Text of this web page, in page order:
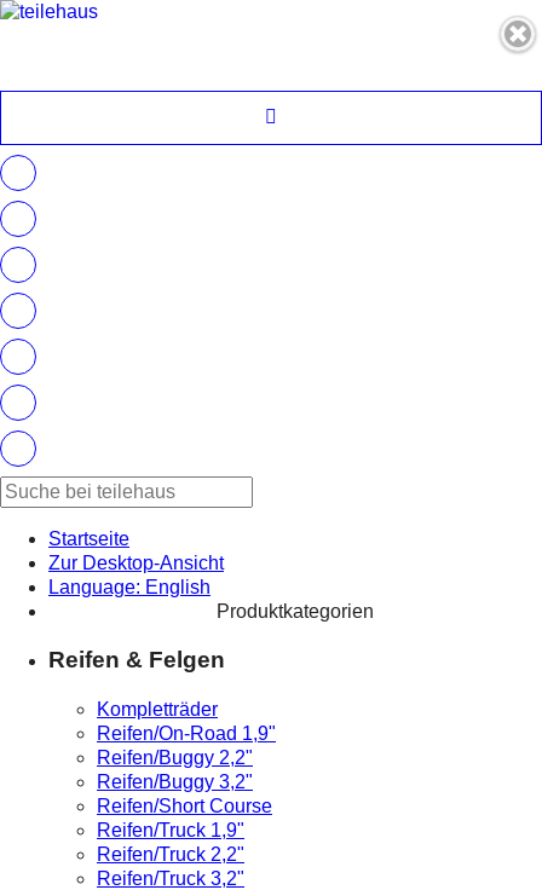
Startseite
Zur Desktop-Ansicht
Language: English
Produktkategorien
Reifen & Felgen
Kompletträder
Reifen/On-Road 1,9"
Reifen/Buggy 2,2"
Reifen/Buggy 3,2"
Reifen/Short Course
Reifen/Truck 1,9"
Reifen/Truck 2,2"
Reifen/Truck 3,2"